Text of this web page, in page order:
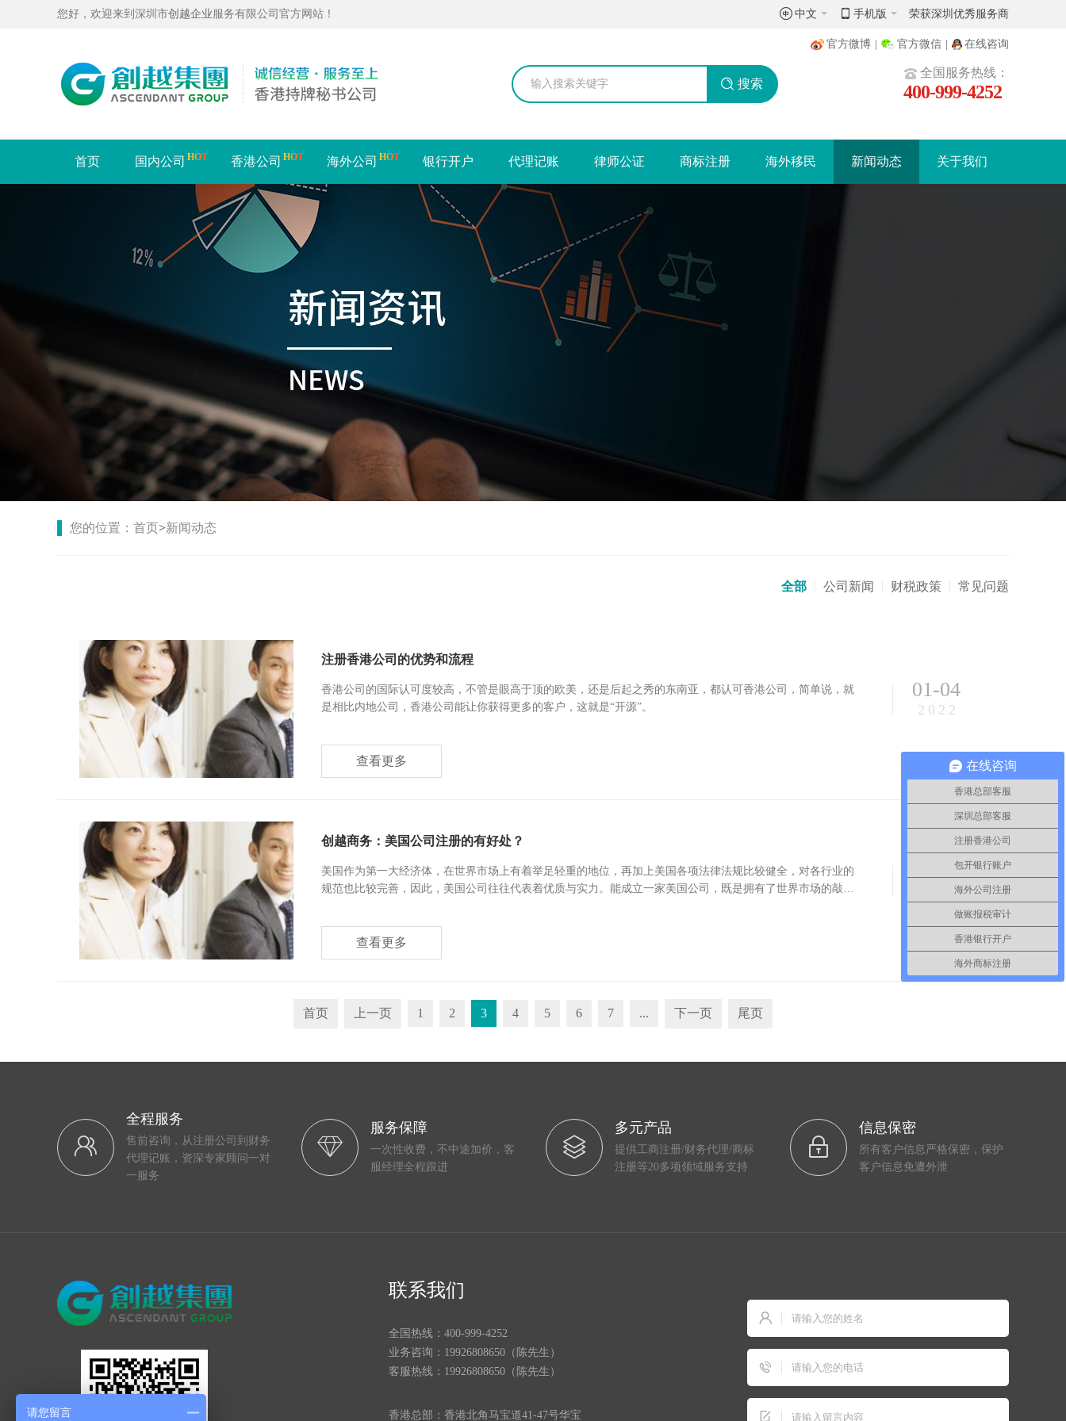
您好，欢迎来到深圳市创越企业服务有限公司官方网站！ 中文 手机版 荣获深圳优秀服务商
官方微博 官方微信 在线咨询
搜索
全国服务热线：
400-999-4252
首页 国内公司 HOT 香港公司 HOT 海外公司 HOT 银行开户 代理记账 律师公证 商标注册 海外移民 新闻动态 关于我们
您的位置： 首页>新闻动态
全部 公司新闻 财税政策 常见问题
注册香港公司的优势和流程
香港公司的国际认可度较高，不管是眼高于顶的欧美，还是后起之秀的东南亚，都认可香港公司，简单说，就
是相比内地公司，香港公司能让你获得更多的客户，这就是“开源”。
查看更多
01-04
2022
创越商务：美国公司注册的有好处？
美国作为第一大经济体，在世界市场上有着举足轻重的地位，再加上美国各项法律法规比较健全，对各行业的
规范也比较完善，因此，美国公司往往代表着优质与实力。能成立一家美国公司，既是拥有了世界市场的敲门
查看更多
12-30
2021
首页 上一页 1 2 3 4 5 6 7 ... 下一页 尾页
全程服务
售前咨询，从注册公司到财务
代理记账，资深专家顾问一对
一服务
服务保障
一次性收费，不中途加价，客
服经理全程跟进
多元产品
提供工商注册/财务代理/商标
注册等20多项领域服务支持
信息保密
所有客户信息严格保密，保护
客户信息免遭外泄
联系我们
全国热线：400-999-4252
业务咨询：19926808650（陈先生）
客服热线：19926808650（陈先生）
香港总部：香港北角马宝道41-47号华宝
在线咨询
香港总部客服
深圳总部客服
注册香港公司
包开银行账户
海外公司注册
做账报税审计
香港银行开户
海外商标注册
请您留言